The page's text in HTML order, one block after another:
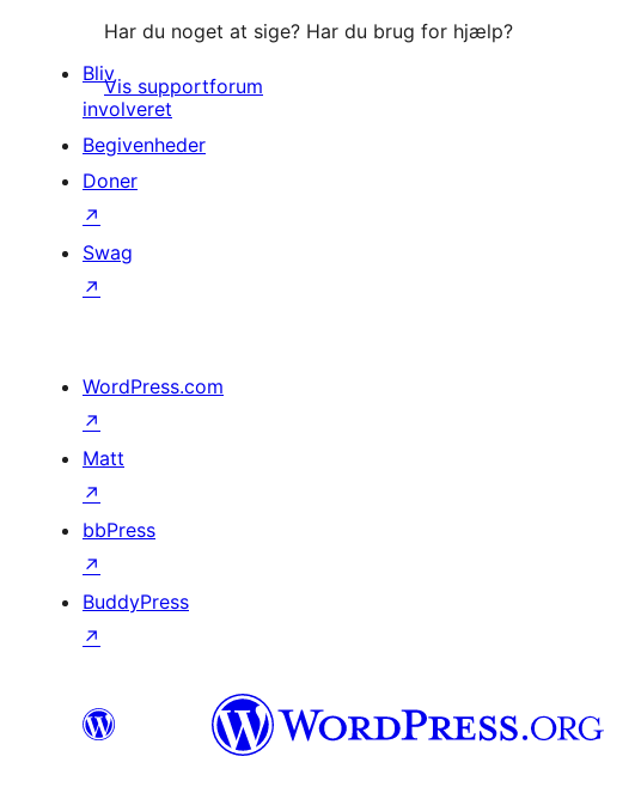
Har du noget at sige? Har du brug for hjælp?
Vis supportforum
Bliv
involveret
Begivenheder
Doner
↗
Swag
↗
WordPress.com
↗
Matt
↗
bbPress
↗
BuddyPress
↗